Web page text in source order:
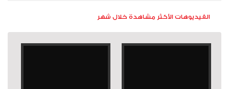
الفيديوهات الأكثر مشاهدة خلال شهر